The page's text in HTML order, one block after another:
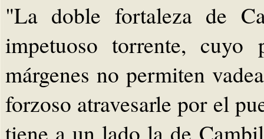
"La doble fortaleza de
impetuoso torrente, cuyo
márgenes no permiten
forzoso atravesarle por el
tiene a un lado la de